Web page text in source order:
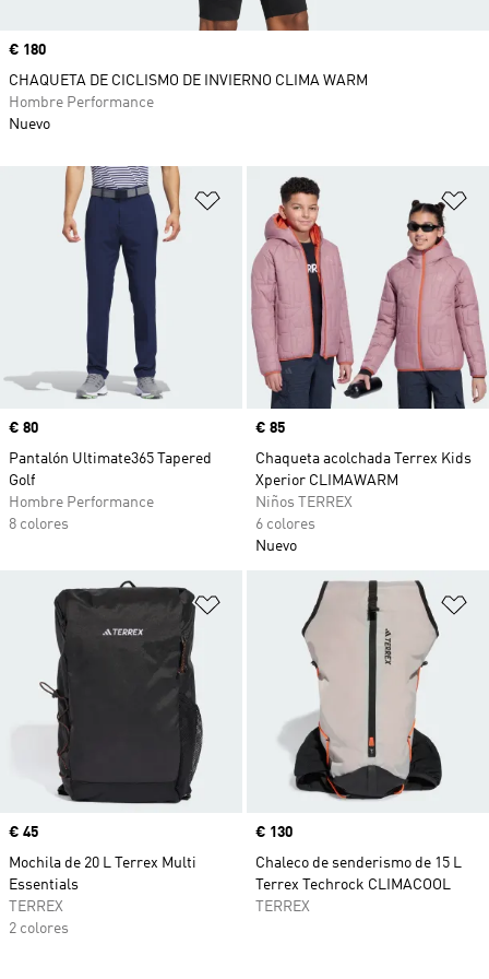
Añadir a la lista de deseos
Precio
€ 80
Pantalón Ultimate365 Tapered
Golf
Hombre Performance
8 colores
Precio
€ 85
Chaqueta acolchada Terrex Kids
Xperior CLIMAWARM
Niños TERREX
6 colores
Nuevo
Añadir a la lista de deseos
Precio
€ 45
Mochila de 20 L Terrex Multi
Essentials
TERREX
2 colores
Precio
€ 130
Chaleco de senderismo de 15 L
Terrex Techrock CLIMACOOL
TERREX
Precio
€ 180
CHAQUETA DE CICLISMO DE INVIERNO CLIMA WARM
Hombre Performance
Nuevo